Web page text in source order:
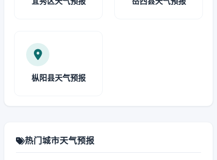
枞阳县天气预报
热门城市天气预报